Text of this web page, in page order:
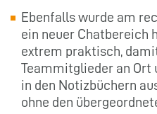
Ebenfalls wurde am
ein neuer Chatbereich
extrem praktisch,
Teammitglieder an Ort
in den Notizbüchern
ohne den